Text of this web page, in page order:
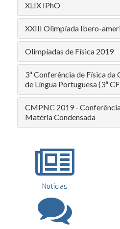
XLIX IPhO
XXIII Olimpíada Ibero-
Olimpíadas de Física 2019
3ª Conferência de Física da
de Língua Portuguesa (3ª
CMPNC 2019 -
Matéria Condensada
Notícias